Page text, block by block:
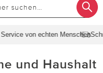
von echten Menschen
und Haushalt